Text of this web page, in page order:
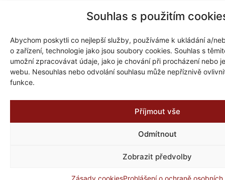
Souhlas s použitím
Abychom poskytli co nejlepší služby, používáme k ukládání a/
o zařízení, technologie jako jsou soubory cookies. Souhlas s
umožní zpracovávat údaje, jako je chování při procházení nebo
webu. Nesouhlas nebo odvolání souhlasu může nepříznivě
funkce.
Příjmout vše
Odmítnout
Zobrazit předvolby
Zásady cookiesProhlášení o ochraně osobních